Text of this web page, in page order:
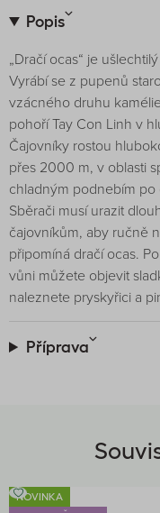
Popis
„Dračí ocas“ je
Vyrábí se z pupenů
vzácného druhu
pohoří Tay Con Linh v
Čajovníky rostou
přes 2000 m, v oblasti
chladným podnebím
Sběrači musí urazit
čajovníkům, aby ručně
připomíná dračí ocas.
vůni můžete objevit
naleznete pryskyřici a
Příprava
NOVINKA